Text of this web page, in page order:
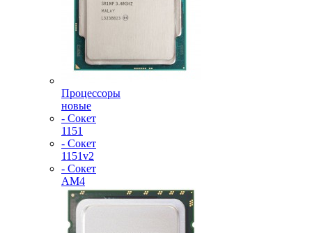
Процессоры
новые
- Сокет
1151
- Сокет
1151v2
- Сокет
AM4